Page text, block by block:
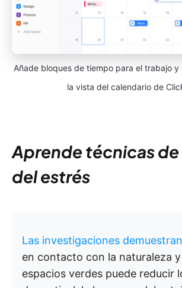
Añade bloques de tiempo para el trabajo y
la vista del calendario de
Aprende técnicas
del estrés
Las investigaciones demuestran
en contacto con la naturaleza
espacios verdes puede reducir